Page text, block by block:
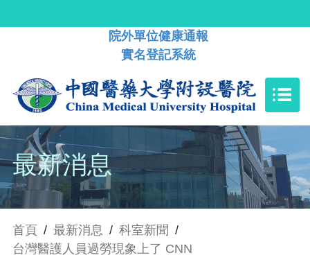
院外單位健康通報
實名登記系統
最新消息
首頁 / 最新消息 / 科室新聞 /
台灣醫護人員過勞現象上了 CNN